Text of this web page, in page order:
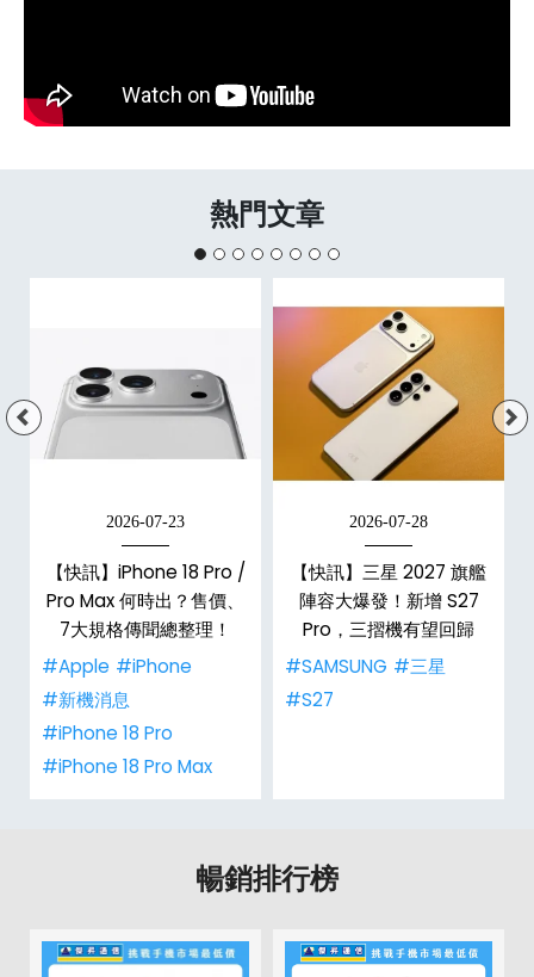
熱門文章
2026-07-23
【快訊】iPhone 18 Pro /
Pro Max 何時出？售價、
7大規格傳聞總整理！
#Apple #iPhone
#新機消息
#iPhone 18 Pro
#iPhone 18 Pro Max
2026-07-28
【快訊】三星 2027 旗艦
陣容大爆發！新增 S27
Pro，三摺機有望回歸
#SAMSUNG #三星
#S27
暢銷排行榜